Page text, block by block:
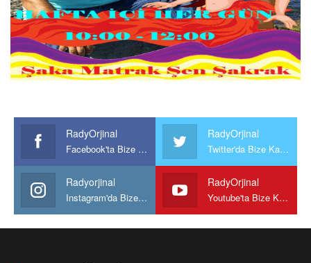
RadyOrjinal
Facebook'ta Bize Katılın
RadyOrjinal
Twitter'da Bize Katılın
Radyorjinal
Instagram'da Bize katılın
RadyOrjinal
Youtube'ta Bize Katılın